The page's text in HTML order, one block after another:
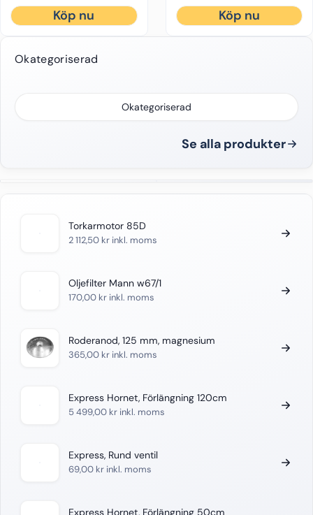
Köp nu Köp nu
Okategoriserad
Okategoriserad
Se alla produkter
Torkarmotor 85D
2 112,50 kr inkl. moms
Oljefilter Mann w67/1
170,00 kr inkl. moms
Roderanod, 125 mm, magnesium
365,00 kr inkl. moms
Express Hornet, Förlängning 120cm
5 499,00 kr inkl. moms
Express, Rund ventil
69,00 kr inkl. moms
Express Hornet, Förlängning 50cm